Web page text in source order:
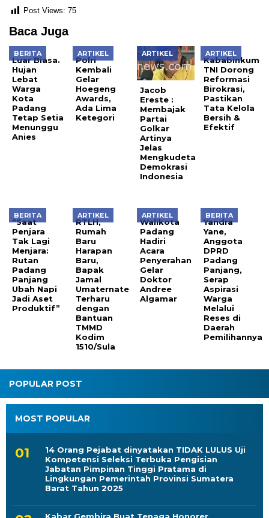
Post Views: 75
Baca Juga
BERITA
Luar Biasa.
Hujan
Lebat
Warga
Kota
Padang
Tetap Setia
Menunggu
Anies
ARTIKEL
Polri
Kembali
Gelar
Hoegeng
Awards,
Ada Lima
Ketegori
ARTIKEL
Jacob
Ereste :
Membajak
Partai
Golkar
Artinya
Jelas
Mengkudeta
Demokrasi
Indonesia
ARTIKEL
Kababinkum
TNI Dorong
Reformasi
Birokrasi,
Pastikan
Tata Kelola
Bersih &
Efektif
BERITA
“Saat
Penjara
Tak Lagi
Menjara:
Rutan
Padang
Panjang
Ubah Napi
Jadi Aset
Produktif”
ARTIKEL
RTLH,
Rumah
Baru
Harapan
Baru,
Bapak
Jamal
Umaternate
Terharu
dengan
Bantuan
TMMD
Kodim
1510/Sula
ARTIKEL
Walikota
Padang
Hadiri
Acara
Penyerahan
Gelar
Doktor
Andree
Algamar
BERITA
Yandra
Yane,
Anggota
DPRD
Padang
Panjang,
Serap
Aspirasi
Warga
Melalui
Reses di
Daerah
Pemilihannya
POPULAR POST
MOST POPULAR
14 Orang Pejabat dinyatakan TIDAK LULUS Uji
Kompetensi Seleksi Terbuka Pengisian
Jabatan Pimpinan Tinggi Pratama di
Lingkungan Pemerintah Provinsi Sumatera
Barat Tahun 2025